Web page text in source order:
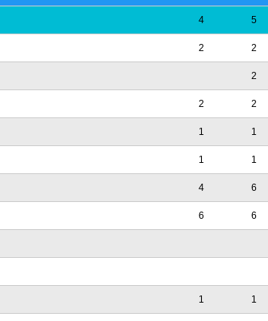
4 5
2 2
2
2 2
1 1
1 1
4 6
6 6
1 1